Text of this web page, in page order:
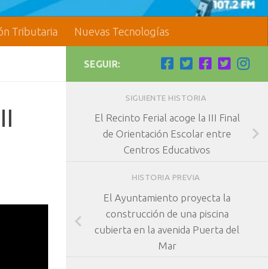
Tributaria Nuevas Tecnologías
SEGUIR:
SIGUIENTE HISTORIA
El Recinto Ferial acoge la III Final
de Orientación Escolar entre
Centros Educativos
HISTORIA PREVIA
El Ayuntamiento proyecta la
construcción de una piscina
cubierta en la avenida Puerta del
Mar